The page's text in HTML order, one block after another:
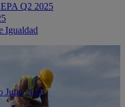
Q2 2025
Igualdad
Julio 2026